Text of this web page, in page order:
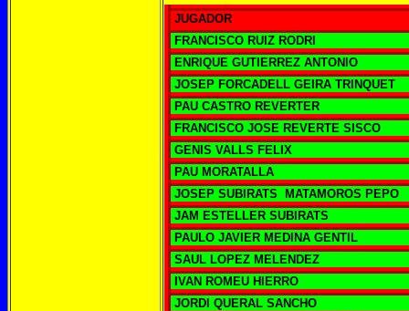
JUGADOR
FRANCISCO RUIZ RODRI
ENRIQUE GUTIERREZ ANTONIO
JOSEP FORCADELL GEIRA TRINQUET
PAU CASTRO REVERTER
FRANCISCO JOSE REVERTE SISCO
GENIS VALLS FELIX
PAU MORATALLA
JOSEP SUBIRATS MATAMOROS PEPO
JAM ESTELLER SUBIRATS
PAULO JAVIER MEDINA GENTIL
SAUL LOPEZ MELENDEZ
IVAN ROMEU HIERRO
JORDI QUERAL SANCHO